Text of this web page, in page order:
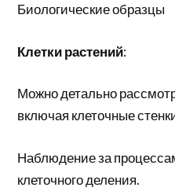
Биологические образцы
Клетки растений:
Можно детально
включая клеточные
Наблюдение за
клеточного деления.